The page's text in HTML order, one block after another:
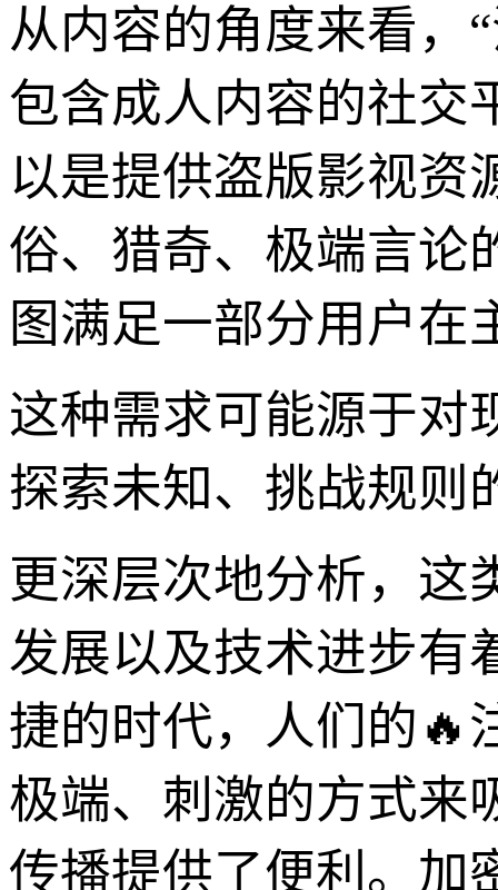
从内容的角度来看，
包含成人内容的社交
以是提供盗版影视资
俗、猎奇、极端言论
图满足一部分用户在
这种需求可能源于对
探索未知、挑战规则
更深层次地分析，这
发展以及技术进步有
捷的时代，人们的🔥
极端、刺激的方式来
传播提供了便利。加